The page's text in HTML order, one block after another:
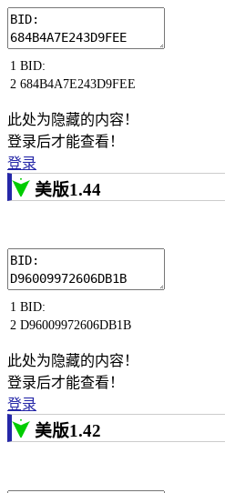
1
2
BID:
684B4A7E243D9FEE
此处为隐藏的内容！
登录后才能查看！
登录
美版1.44
1
2
BID:
D96009972606DB1B
此处为隐藏的内容！
登录后才能查看！
登录
美版1.42